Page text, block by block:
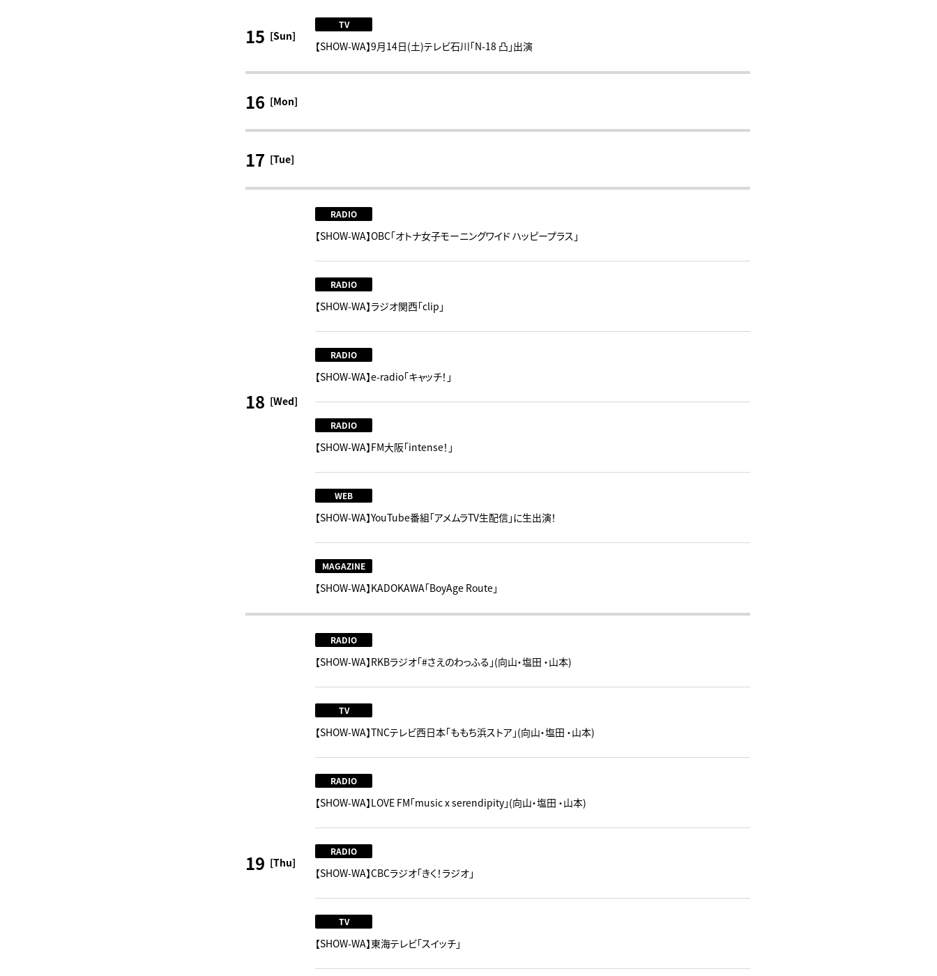
15 [Sun]
TV
【SHOW-WA】9月14日(土)テレビ石川「N-18 凸」出演
16 [Mon]
17 [Tue]
18 [Wed]
RADIO
【SHOW-WA】OBC「オトナ女子モーニングワイド ハッピープラス」
RADIO
【SHOW-WA】ラジオ関西「clip」
RADIO
【SHOW-WA】e-radio「キャッチ！」
RADIO
【SHOW-WA】FM大阪「intense！」
WEB
【SHOW-WA】YouTube番組「アメムラTV生配信」に生出演！
MAGAZINE
【SHOW-WA】KADOKAWA「BoyAge Route」
19 [Thu]
RADIO
【SHOW-WA】RKBラジオ「#さえのわっふる」(向山・塩田 ・山本)
TV
【SHOW-WA】TNCテレビ西日本「ももち浜ストア」(向山・塩田 ・山本)
RADIO
【SHOW-WA】LOVE FM「music x serendipity」(向山・塩田 ・山本)
RADIO
【SHOW-WA】CBCラジオ「きく！ラジオ」
TV
【SHOW-WA】東海テレビ「スイッチ」